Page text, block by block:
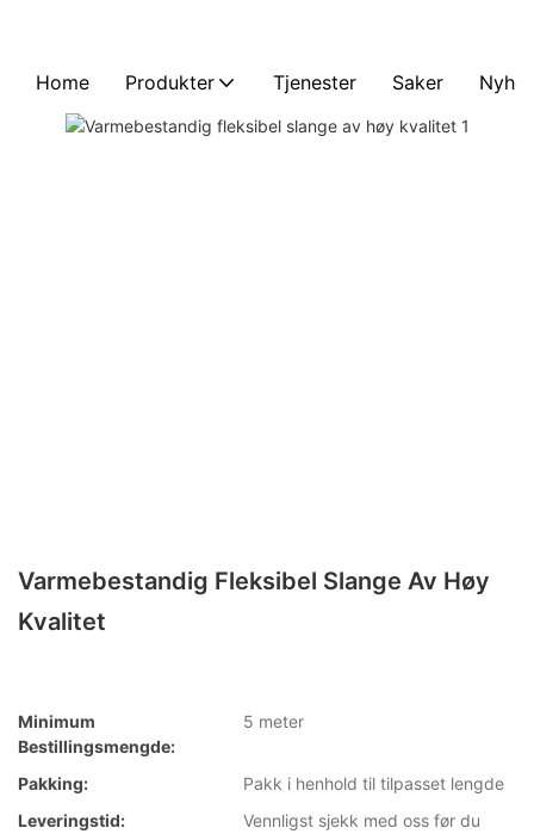
Home Produkter Tjenester Saker
Varmebestandig Fleksibel Slange Av Høy
Kvalitet
Minimum
Bestillingsmengde:
5 meter
Pakking:
Pakk i henhold til tilpasset lengde
Leveringstid:
Vennligst sjekk med oss ​​før du